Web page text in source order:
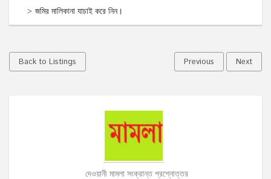
জমির মালিকানা যাচাই করে নিন।
Back to Listings Previous Next
দেওয়ানী মামলা সংক্রান্ত প্রশ্নোত্তর